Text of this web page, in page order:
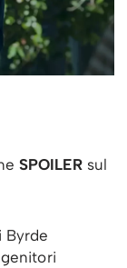
SPOILERsul
Byrde